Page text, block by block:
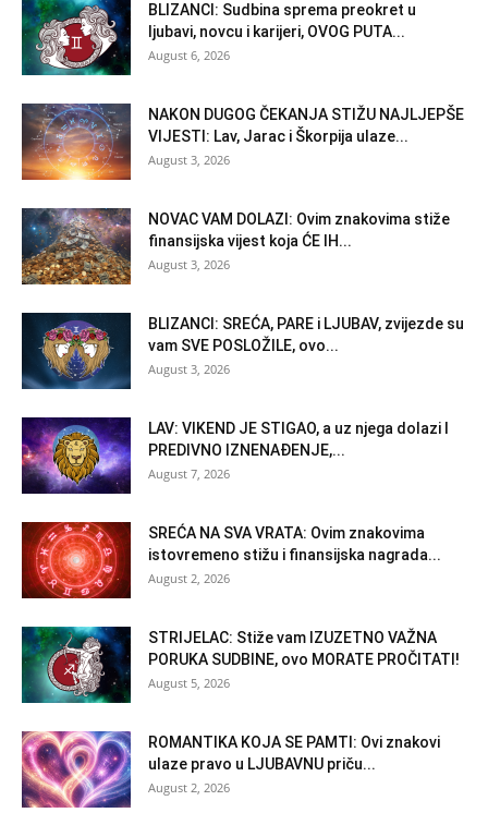
BLIZANCI: Sudbina sprema preokret u
ljubavi, novcu i karijeri, OVOG PUTA...
August 6, 2026
NAKON DUGOG ČEKANJA STIŽU NAJLJEPŠE
VIJESTI: Lav, Jarac i Škorpija ulaze...
August 3, 2026
NOVAC VAM DOLAZI: Ovim znakovima stiže
finansijska vijest koja ĆE IH...
August 3, 2026
BLIZANCI: SREĆA, PARE i LJUBAV, zvijezde su
vam SVE POSLOŽILE, ovo...
August 3, 2026
LAV: VIKEND JE STIGAO, a uz njega dolazi I
PREDIVNO IZNENAĐENJE,...
August 7, 2026
SREĆA NA SVA VRATA: Ovim znakovima
istovremeno stižu i finansijska nagrada...
August 2, 2026
STRIJELAC: Stiže vam IZUZETNO VAŽNA
PORUKA SUDBINE, ovo MORATE PROČITATI!
August 5, 2026
ROMANTIKA KOJA SE PAMTI: Ovi znakovi
ulaze pravo u LJUBAVNU priču...
August 2, 2026